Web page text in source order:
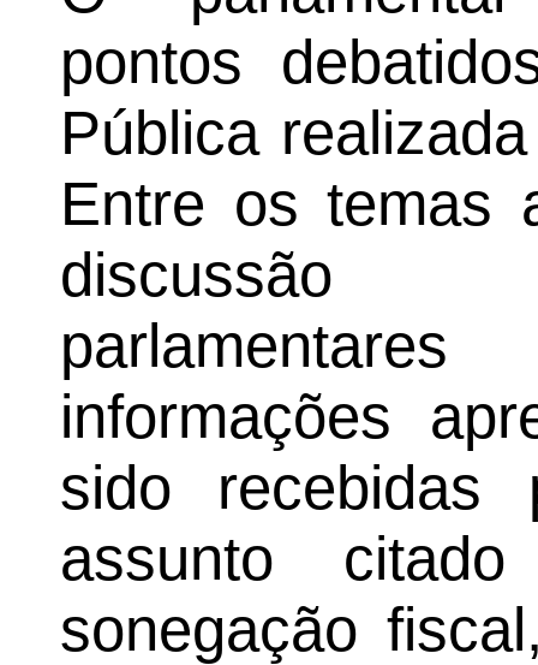
pontos
Pública
Entre os temas
discussão
informações
sido recebidas
assunto
sonegação